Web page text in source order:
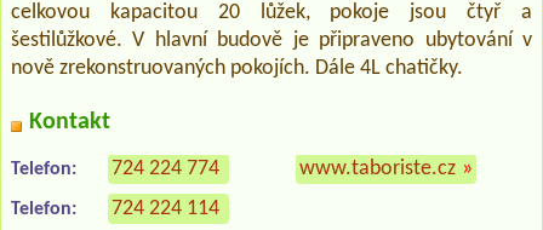
celkovou kapacitou 20 lůžek, pokoje jsou čtyř a
šestilůžkové. V hlavní budově je připraveno ubytování v
nově zrekonstruovaných pokojích. Dále 4L chatičky.
Kontakt
Telefon: 724 224 774
Telefon: 724 224 114
www.taboriste.cz »